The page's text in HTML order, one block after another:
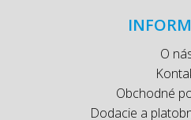
O
Obchodné
Dodacie a